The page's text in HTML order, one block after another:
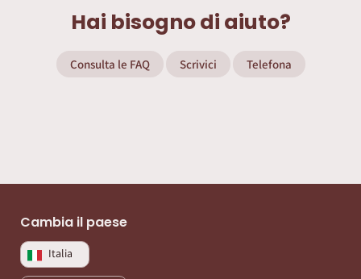
Hai bisogno di aiuto?
Consulta le FAQ Scrivici Telefona
Cambia il paese
Italia